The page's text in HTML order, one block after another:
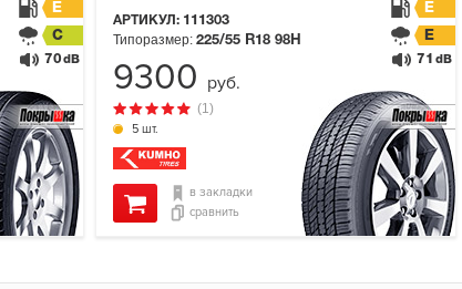
E
C
70 dB
АРТИКУЛ: 111303
5 шт.
(1)
Типоразмер: 225/55 R18 98H
E
E
71 dB
в закладки
сравнить
9300 руб.